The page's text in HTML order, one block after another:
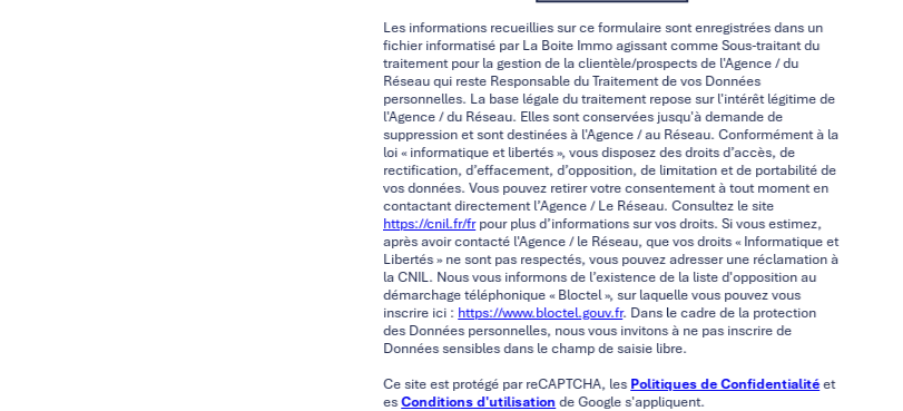
Les informations recueillies sur ce formulaire sont enregistrées dans un
fichier informatisé par La Boite Immo agissant comme Sous-traitant du
traitement pour la gestion de la clientèle/prospects de l'Agence / du
Réseau qui reste Responsable du Traitement de vos Données
personnelles. La base légale du traitement repose sur l'intérêt légitime de
l'Agence / du Réseau. Elles sont conservées jusqu'à demande de
suppression et sont destinées à l'Agence / au Réseau. Conformément à la
loi « informatique et libertés », vous disposez des droits d’accès, de
rectification, d’effacement, d’opposition, de limitation et de portabilité de
vos données. Vous pouvez retirer votre consentement à tout moment en
contactant directement l’Agence / Le Réseau. Consultez le site
https://cnil.fr/frpour plus d’informations sur vos droits. Si vous estimez,
après avoir contacté l'Agence / le Réseau, que vos droits « Informatique et
Libertés » ne sont pas respectés, vous pouvez adresser une réclamation à
la CNIL. Nous vous informons de l’existence de la liste d'opposition au
démarchage téléphonique « Bloctel », sur laquelle vous pouvez vous
inscrire ici : https://www.bloctel.gouv.fr. Dans le cadre de la protection
des Données personnelles, nous vous invitons à ne pas inscrire de
Données sensibles dans le champ de saisie libre.
Ce site est protégé par reCAPTCHA, lesPolitiques de Confidentialitéet
esConditions d'utilisationde Google s'appliquent.